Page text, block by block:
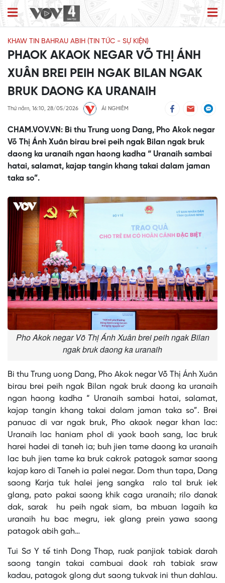
KHAW TIN BAHRAU ABIH (TIN TỨC - SỰ KIỆN)
PHAOK AKAOK NEGAR VÕ THỊ ÁNH
XUÂN BREI PEIH NGAK BILAN NGAK
BRUK DAONG KA URANAIH
Thứ năm, 16:10, 28/05/2026 ÁI NGHIÊM
CHAM.VOV.VN: Bi thu Trung uong Dang, Pho Akok negar
Võ Thị Ánh Xuân birau brei peih ngak Bilan ngak bruk
daong ka uranaih ngan haong kadha “ Uranaih sambai
hatai, salamat, kajap tangin khang takai dalam jaman
taka so”.
is
modal
window.
No compatible source was found for this media.
Pho Akok negar Võ Thị Ánh Xuân brei peih ngak Bilan
ngak bruk daong ka uranaih
Bi thu Trung uong Dang, Pho Akok negar Võ Thị Ánh Xuân
birau brei peih ngak Bilan ngak bruk daong ka uranaih
ngan haong kadha “ Uranaih sambai hatai, salamat,
kajap tangin khang takai dalam jaman taka so”. Brei
panuac di var ngak bruk, Pho akaok negar khan lac:
Uranaih lac haniam phol di yaok baoh sang, lac bruk
harei hadei di taneh ia; buh jien tame daong ka uranaih
lac buh jien tame ka bruk cakrok patagok samar saong
kajap karo di Taneh ia palei negar. Dom thun tapa, Dang
saong Karja tuk halei jeng sangka ralo tal bruk iek
glang, pato pakai saong khik caga uranaih; rilo danak
dak, sarak hu peih ngak siam, ba mbuan lagaih ka
uranaih hu bac megru, iek glang prein yawa saong
patagok abih gah…
Tui Sơ Y tế tinh Dong Thap, ruak panjiak tabiak darah
saong tangin takai cambuai daok rah tabiak sraw
kadau, patagok glong dut saong tukvak ini thun dahlau.